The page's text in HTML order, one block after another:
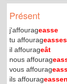
Présent
j'affourageasse
tu affourageasses
il affourageât
nous affourag
vous affourag
ils affourag